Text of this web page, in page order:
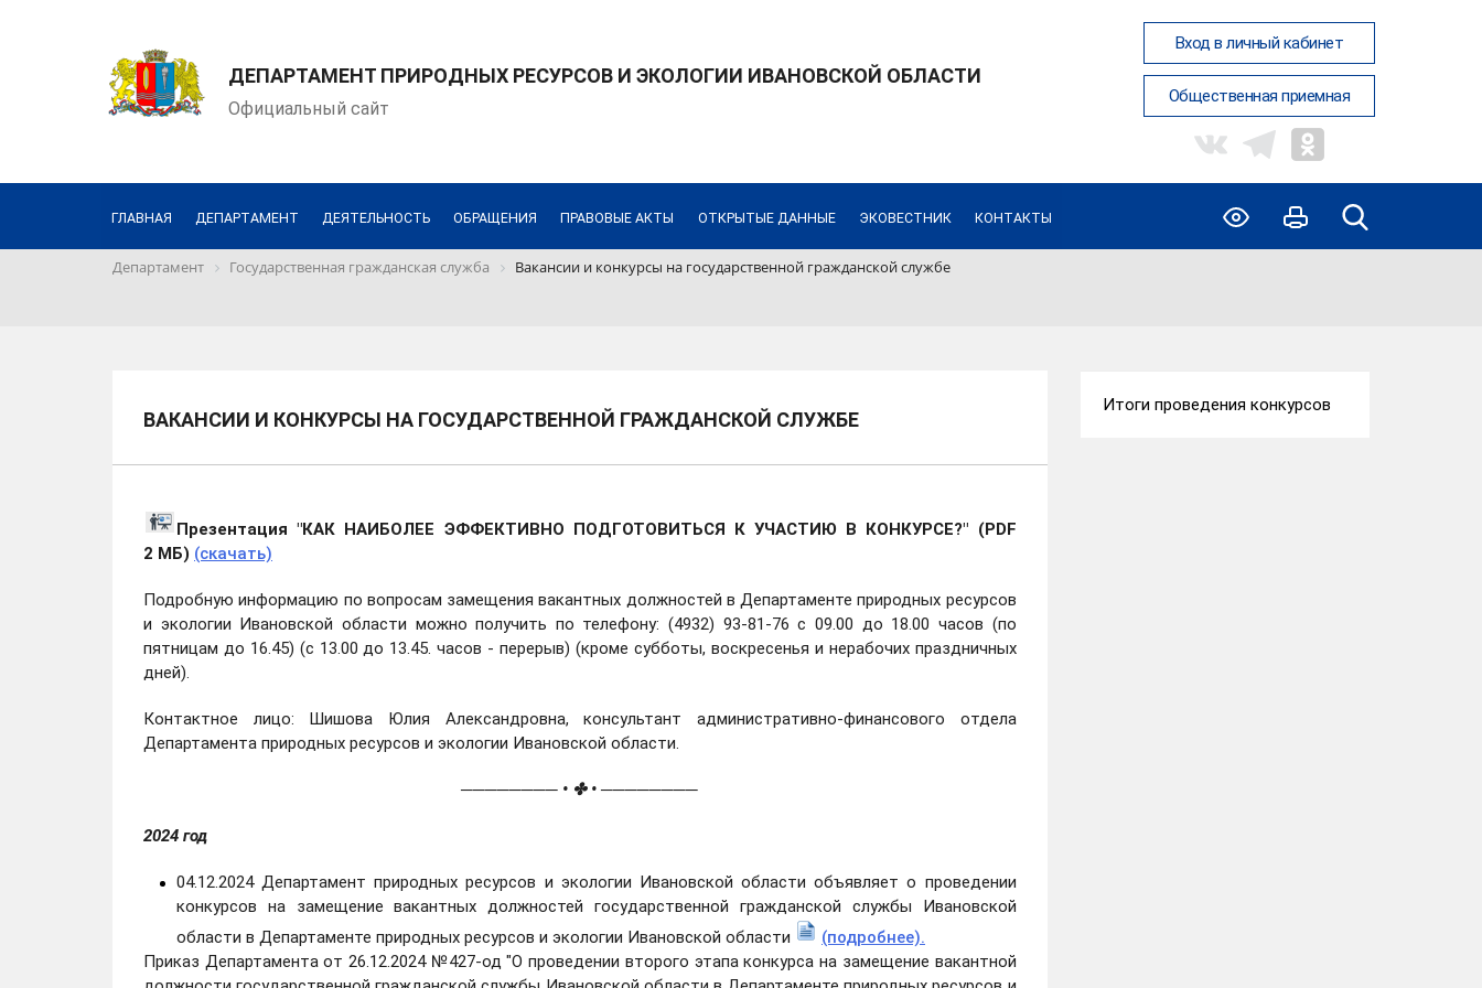
ДЕПАРТАМЕНТ ПРИРОДНЫХ РЕСУРСОВ И ЭКОЛОГИИ ИВАНОВСКОЙ ОБЛАСТИ
Официальный сайт
Вход в личный кабинет
Общественная приемная
ГЛАВНАЯ ДЕПАРТАМЕНТ ДЕЯТЕЛЬНОСТЬ ОБРАЩЕНИЯ ПРАВОВЫЕ АКТЫ ОТКРЫТЫЕ ДАННЫЕ ЭКОВЕСТНИК КОНТАКТЫ
Департамент Государственная гражданская служба Вакансии и конкурсы на государственной гражданской службе
ВАКАНСИИ И КОНКУРСЫ НА ГОСУДАРСТВЕННОЙ ГРАЖДАНСКОЙ СЛУЖБЕ
Презентация "КАК НАИБОЛЕЕ ЭФФЕКТИВНО ПОДГОТОВИТЬСЯ К УЧАСТИЮ В КОНКУРСЕ?" (PDF
2 МБ) (скачать)
Подробную информацию по вопросам замещения вакантных должностей в Департаменте природных ресурсов
и экологии Ивановской области можно получить по телефону: (4932) 93-81-76 с 09.00 до 18.00 часов (по
пятницам до 16.45) (с 13.00 до 13.45. часов - перерыв) (кроме субботы, воскресенья и нерабочих праздничных
дней).
Контактное лицо: Шишова Юлия Александровна, консультант административно-финансового отдела
Департамента природных ресурсов и экологии Ивановской области.
──────── • ✤ • ────────
2024 год
04.12.2024 Департамент природных ресурсов и экологии Ивановской области объявляет о проведении
конкурсов на замещение вакантных должностей государственной гражданской службы Ивановской
области в Департаменте природных ресурсов и экологии Ивановской области
(подробнее).
Приказ Департамента от 26.12.2024 №427-од "О проведении второго этапа конкурса на замещение вакантной
Итоги проведения конкурсов